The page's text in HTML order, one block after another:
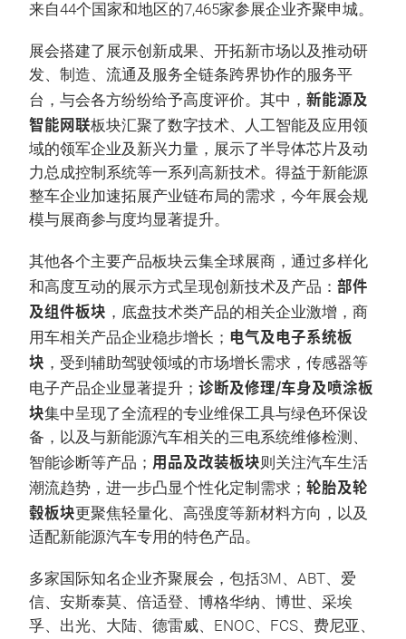
来自44个国家和地区的7,465家参展企业齐聚申城。
展会搭建了展示创新成果、开拓新市场以及推动研
发、制造、流通及服务全链条跨界协作的服务平
台，与会各方纷纷给予高度评价。其中， 新能源及
智能网联板块汇聚了数字技术、人工智能及应用领
域的领军企业及新兴力量，展示了半导体芯片及动
力总成控制系统等一系列高新技术。得益于新能源
整车企业加速拓展产业链布局的需求，今年展会规
模与展商参与度均显著提升。
其他各个主要产品板块云集全球展商，通过多样化
和高度互动的展示方式呈现创新技术及产品： 部件
及组件板块 ，底盘技术类产品的相关企业激增，商
用车相关产品企业稳步增长； 电气及电子系统板
块 ，受到辅助驾驶领域的市场增长需求，传感器等
电子产品企业显著提升； 诊断及修理/车身及喷涂板
块集中呈现了全流程的专业维保工具与绿色环保设
备，以及与新能源汽车相关的三电系统维修检测、
智能诊断等产品； 用品及改装板块则关注汽车生活
潮流趋势，进一步凸显个性化定制需求； 轮胎及轮
毂板块更聚焦轻量化、高强度等新材料方向，以及
适配新能源汽车专用的特色产品。
多家国际知名企业齐聚展会，包括3M、ABT、爱
信、安斯泰莫、倍适登、博格华纳、博世、采埃
孚、出光、大陆、德雷威、ENOC、FCS、费尼亚、